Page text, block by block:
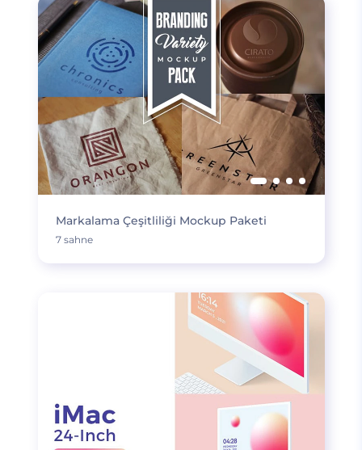
Markalama Çeşitliliği Mockup Paketi
7 sahne